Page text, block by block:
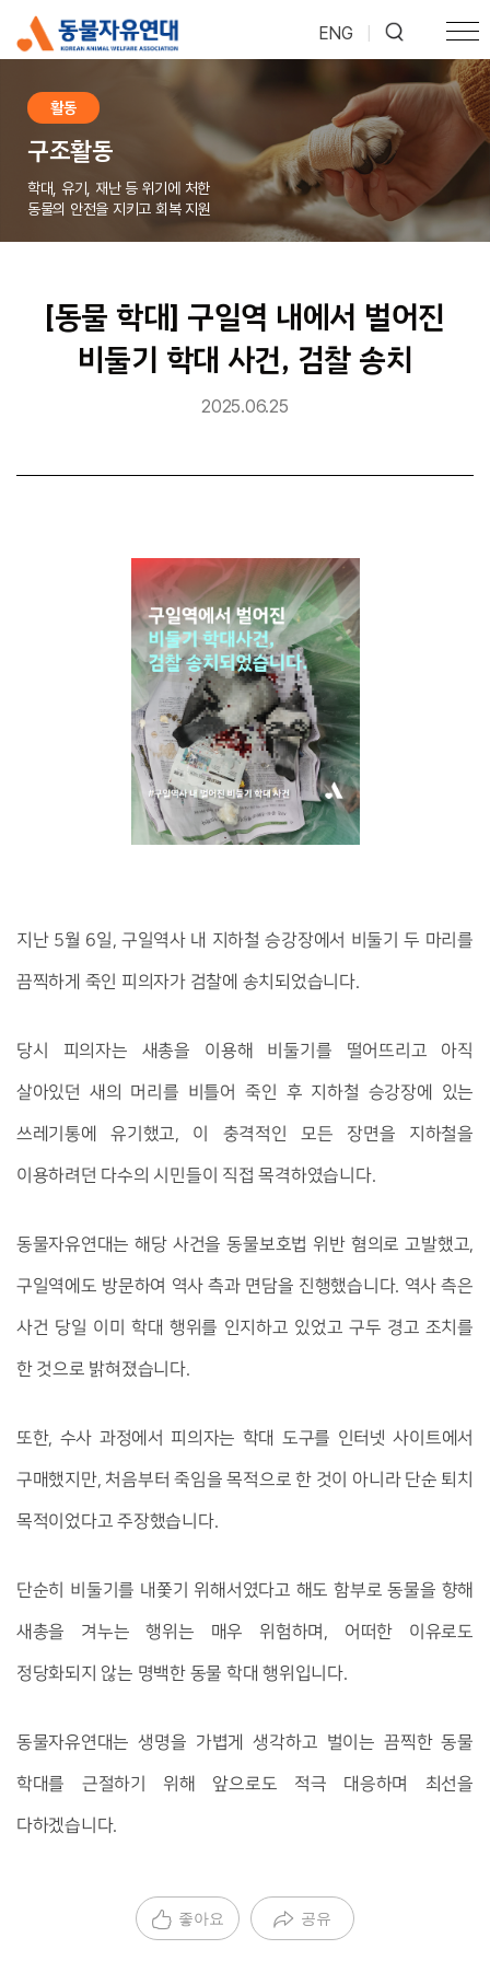
ENG
활동
구조활동
학대, 유기, 재난 등 위기에 처한
동물의 안전을 지키고 회복 지원
[동물 학대] 구일역 내에서 벌어진
비둘기 학대 사건, 검찰 송치
2025.06.25
지난 5월 6일, 구일역사 내 지하철 승강장에서 비둘기 두 마리를
끔찍하게 죽인 피의자가 검찰에 송치되었습니다.
당시 피의자는 새총을 이용해 비둘기를 떨어뜨리고 아직
살아있던 새의 머리를 비틀어 죽인 후 지하철 승강장에 있는
쓰레기통에 유기했고, 이 충격적인 모든 장면을 지하철을
이용하려던 다수의 시민들이 직접 목격하였습니다.
동물자유연대는 해당 사건을 동물보호법 위반 혐의로 고발했고,
구일역에도 방문하여 역사 측과 면담을 진행했습니다. 역사 측은
사건 당일 이미 학대 행위를 인지하고 있었고 구두 경고 조치를
한 것으로 밝혀졌습니다.
또한, 수사 과정에서 피의자는 학대 도구를 인터넷 사이트에서
구매했지만, 처음부터 죽임을 목적으로 한 것이 아니라 단순 퇴치
목적이었다고 주장했습니다.
단순히 비둘기를 내쫓기 위해서였다고 해도 함부로 동물을 향해
새총을 겨누는 행위는 매우 위험하며, 어떠한 이유로도
정당화되지 않는 명백한 동물 학대 행위입니다.
동물자유연대는 생명을 가볍게 생각하고 벌이는 끔찍한 동물
학대를 근절하기 위해 앞으로도 적극 대응하며 최선을
다하겠습니다.
좋아요 공유